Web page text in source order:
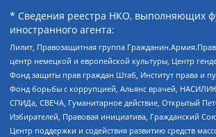
* Сведения реестра НКО, выполняющих
иностранного агента:
Лилит, Правозащитная группа
центр немецкой и европейской культуры, Центр
Фонд защиты прав граждан Штаб, Институт права и
Фонд борьбы с коррупцией, Альянс врачей,
СПИДа, СВЕЧА, Гуманитарное действие, Открытый
Избирателей, Правовая инициатива, Гражданский
Центр поддержки и содействия развитию средств